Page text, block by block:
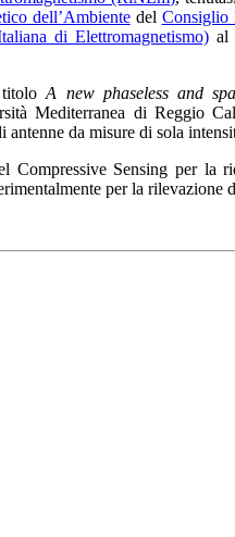
dell’Ambientedel Consiglio
di Elettromagnetismo)al
titoloA new phaseless and
Mediterranea di Reggio
da misure di sola
Sensing per la
per la rilevazione